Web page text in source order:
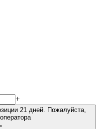
+
21 дней. Пожалуйста,